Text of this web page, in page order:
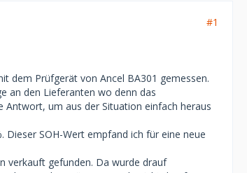
#1
dem Prüfgerät von Ancel BA301 gemessen.
an den Lieferanten wo denn das
um aus der Situation einfach heraus
SOH-Wert empfand ich für eine neue
verkauft gefunden. Da wurde drauf